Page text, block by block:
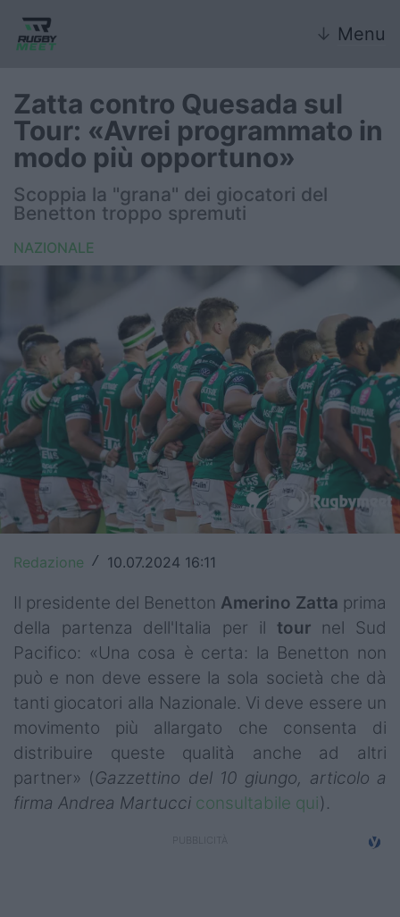
↓ Menu
Nazionale
Nazionali giovanili
Rugby Sevens
FIR
6 Nazioni
United Rugby Championship
Top14
Premiership
Champions Cup
Rugby World Cup
Super Rugby
Rugby in TV
Mercato
Serie A Elite
Zatta contro Quesada sul
Tour: «Avrei programmato in
modo più opportuno»
Scoppia la "grana" dei giocatori del
Benetton troppo spremuti
NAZIONALE
Redazione / 10.07.2024 16:11
Il presidente del Benetton Amerino Zatta prima
della partenza dell'Italia per il tour nel Sud
Pacifico: «Una cosa è certa: la Benetton non
può e non deve essere la sola società che dà
tanti giocatori alla Nazionale. Vi deve essere un
movimento più allargato che consenta di
distribuire queste qualità anche ad altri
partner» (Gazzettino del 10 giungo, articolo a
firma Andrea Martucci consultabile qui).